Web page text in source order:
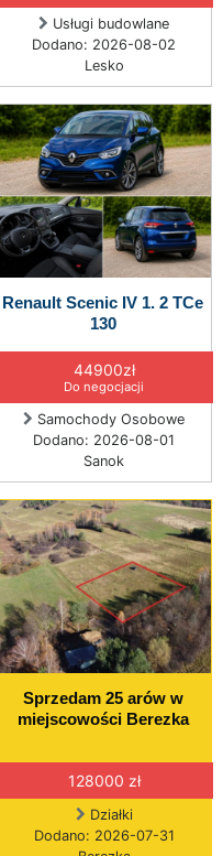
Usługi budowlane
Dodano: 2026-08-02
Lesko
Renault Scenic IV 1. 2 TCe
130
44900zł
Do negocjacji
Samochody Osobowe
Dodano: 2026-08-01
Sanok
Sprzedam 25 arów w
miejscowości Berezka
128000 zł
Działki
Dodano: 2026-07-31